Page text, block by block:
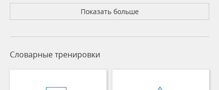
Показать больше
Словарные тренировки